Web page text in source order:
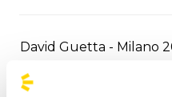
David Guetta - Milano